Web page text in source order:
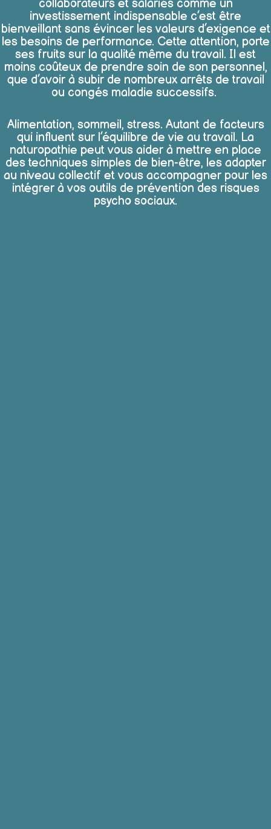
collaborateurs et salariés comme un
investissement indispensable c’est être
bienveillant sans évincer les valeurs d’exigence et
les besoins de performance. Cette attention, porte
ses fruits sur la qualité même du travail. Il est
moins coûteux de prendre soin de son personnel,
que d’avoir à subir de nombreux arrêts de travail
ou congés maladie successifs.
Alimentation, sommeil, stress. Autant de facteurs
qui influent sur l’équilibre de vie au travail. La
naturopathie peut vous aider à mettre en place
des techniques simples de bien-être, les adapter
au niveau collectif et vous accompagner pour les
intégrer à vos outils de prévention des risques
psycho sociaux.